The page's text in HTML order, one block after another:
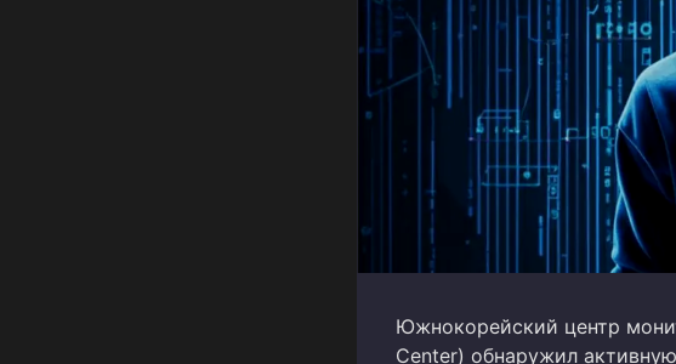
Южнокорейский центр
Center) обнаружил